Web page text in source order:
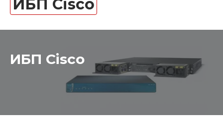
ИБП Cisco
ИБП Cisco